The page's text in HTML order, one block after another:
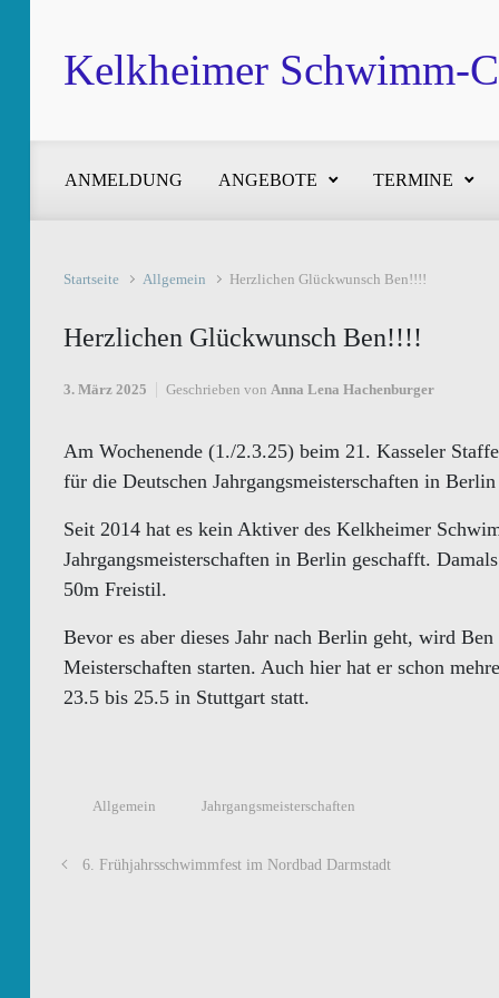
Kelkheimer Schwimm-
ANMELDUNG ANGEBOTE TERMINE
Startseite Allgemein Herzlichen Glückwunsch Ben!!!!
Herzlichen Glückwunsch Ben!!!!
3. März 2025 Geschrieben von Anna Lena Hachenburger
Am Wochenende (1./2.3.25) beim 21. Kasseler
für die Deutschen Jahrgangsmeisterschaften in
Seit 2014 hat es kein Aktiver des Kelkheimer
Jahrgangsmeisterschaften in Berlin geschafft.
50m Freistil.
Bevor es aber dieses Jahr nach Berlin geht, wird
Meisterschaften starten. Auch hier hat er schon
23.5 bis 25.5 in Stuttgart statt.
Allgemein Jahrgangsmeisterschaften
6. Frühjahrsschwimmfest im Nordbad Darmstadt